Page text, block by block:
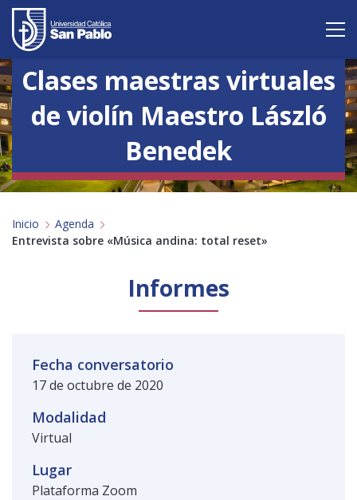
Vive San Pablo
Admisión
Postgrado
Internacional
Servicio y proyección a la sociedad
Público general
Licenciamiento
Clases maestras virtuales
de violín Maestro László
Benedek
Inicio
Agenda
Entrevista sobre «Música andina: total reset»
Informes
Fecha conversatorio
17 de octubre de 2020
Modalidad
Virtual
Lugar
Plataforma Zoom